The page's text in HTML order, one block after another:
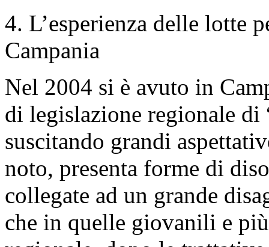
4. L’esperienza delle lotte
Campania
Nel 2004 si è avuto in
di legislazione regionale di
suscitando grandi
noto, presenta forme di
collegate ad un grande
che in quelle giovanili e